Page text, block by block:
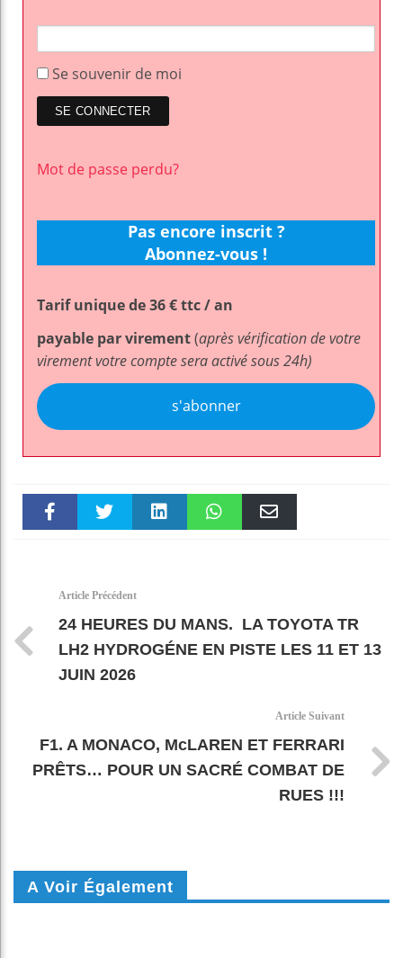
Se souvenir de moi
Mot de passe perdu?
Pas encore inscrit ?
Abonnez-vous !
Tarif unique de 36 € ttc / an
payable par virement(après vérification de votre
virement votre compte sera activé sous 24h)
s'abonner
Article Précédent
24 HEURES DU MANS. LA TOYOTA TR
LH2 HYDROGÉNE EN PISTE LES 11 ET 13
JUIN 2026
Article Suivant
F1. A MONACO, McLAREN ET FERRARI
PRÊTS… POUR UN SACRÉ COMBAT DE
RUES !!!
A Voir Également